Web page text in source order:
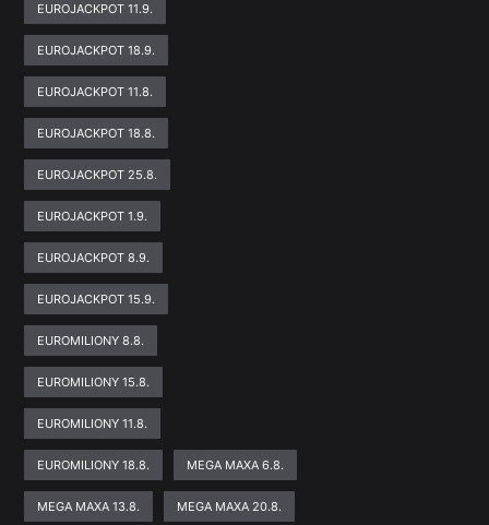
EUROJACKPOT 11.9.
EUROJACKPOT 18.9.
EUROJACKPOT 11.8.
EUROJACKPOT 18.8.
EUROJACKPOT 25.8.
EUROJACKPOT 1.9.
EUROJACKPOT 8.9.
EUROJACKPOT 15.9.
EUROMILIONY 8.8.
EUROMILIONY 15.8.
EUROMILIONY 11.8.
EUROMILIONY 18.8. MEGA MAXA 6.8.
MEGA MAXA 13.8. MEGA MAXA 20.8.